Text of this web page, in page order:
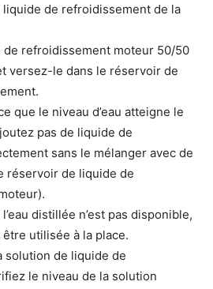
de refroidissement de la
de refroidissement moteur 50/50
versez-le dans le réservoir de
que le niveau d’eau atteigne le
pas de liquide de
sans le mélanger avec de
réservoir de liquide de
distillée n’est pas disponible,
être utilisée à la place.
solution de liquide de
le niveau de la solution